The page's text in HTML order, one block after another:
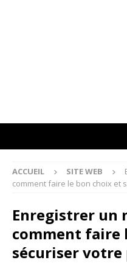
ACCUEIL SITE WEB
comment faire le bon choix et
Enregistrer un
comment faire
sécuriser votre